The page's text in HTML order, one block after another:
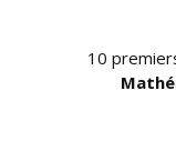
10